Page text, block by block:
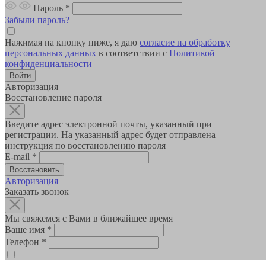
Пароль *
Забыли пароль?
Нажимая на кнопку ниже, я даю согласие на обработку
персональных данных в соответствии с Политикой
конфиденциальности
Авторизация
Восстановление пароля
Введите адрес электронной почты, указанный при
регистрации. На указанный адрес будет отправлена
инструкция по восстановлению пароля
E-mail *
Авторизация
Заказать звонок
Мы свяжемся с Вами в ближайшее время
Ваше имя *
Телефон *